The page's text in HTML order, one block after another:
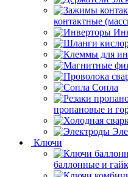
контактные
Сопла
пропановые и
Ключи
баллонные и